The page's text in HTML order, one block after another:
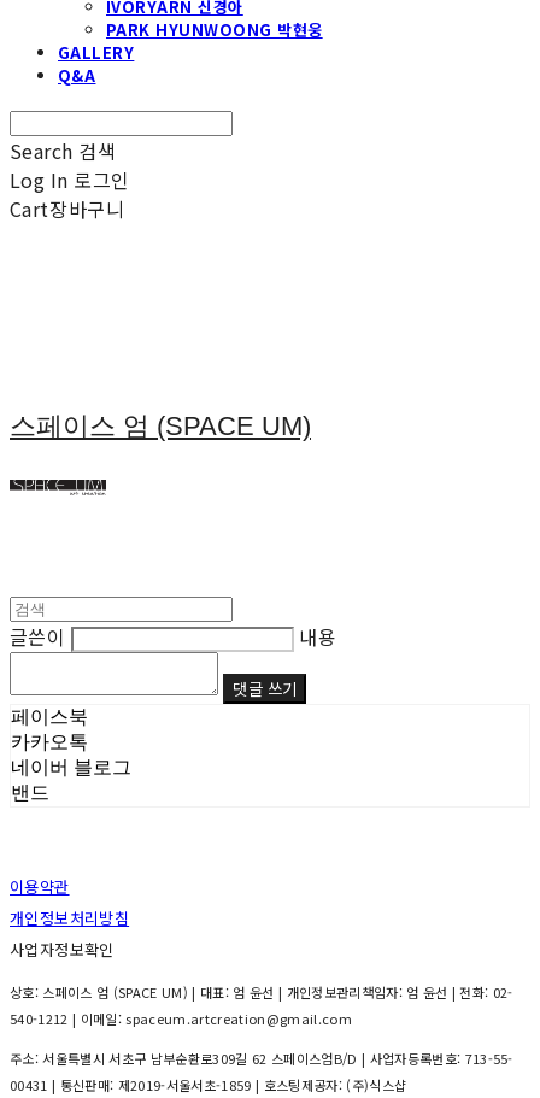
IVORYARN 신경아
PARK HYUNWOONG 박현웅
GALLERY
Q&A
Search 검색
Log In 로그인
Cart장바구니
스페이스 엄 (SPACE UM)
글쓴이 내용
댓글 쓰기
페이스북
카카오톡
네이버 블로그
밴드
이용약관
개인정보처리방침
사업자정보확인
상호: 스페이스 엄 (SPACE UM) | 대표: 엄 윤선 | 개인정보관리책임자: 엄 윤선 | 전화: 02-
540-1212 | 이메일: spaceum.artcreation@gmail.com
주소: 서울특별시 서초구 남부순환로309길 62 스페이스엄B/D | 사업자등록번호: 713-55-
00431 | 통신판매: 제2019-서울서초-1859 | 호스팅제공자: (주)식스샵